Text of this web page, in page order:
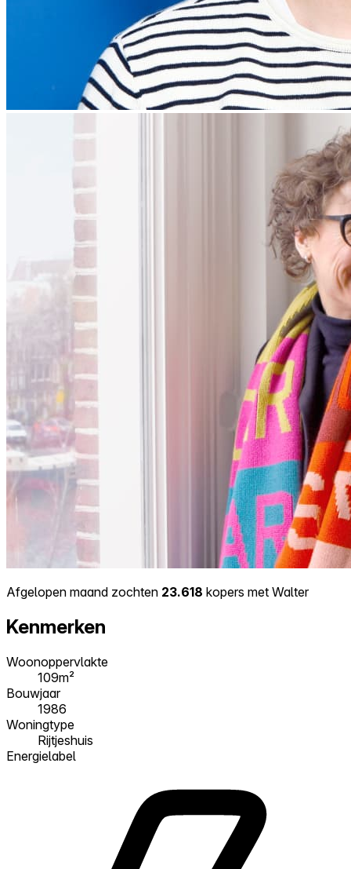
Afgelopen maand zochten 23.618 kopers met Walter
Kenmerken
Woonoppervlakte
109m²
Bouwjaar
1986
Woningtype
Rijtjeshuis
Energielabel